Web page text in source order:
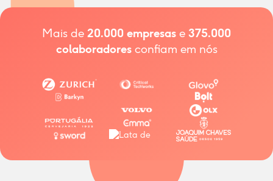
Mais de 20.000 empresas e 375.000
colaboradoresconfiam em nós